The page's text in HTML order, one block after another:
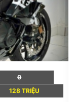
0
128 TRIỆU